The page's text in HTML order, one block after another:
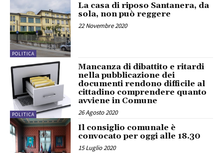
POLITICA
La casa di riposo Santanera, da
sola, non può reggere
22 Novembre 2020
POLITICA
Mancanza di dibattito e ritardi
nella pubblicazione dei
documenti rendono difficile al
cittadino comprendere quanto
avviene in Comune
26 Agosto 2020
Il consiglio comunale è
convocato per oggi alle 18.30
15 Luglio 2020